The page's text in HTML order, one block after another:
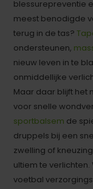
blessurepreventie
meest benodigde
terug in de tas?
ondersteunen,
nieuw leven in te
onmiddellijke
Maar daar blijft het
voor snelle
sportbalsem de
druppels bij een
zwelling of
ultiem te
voetbal